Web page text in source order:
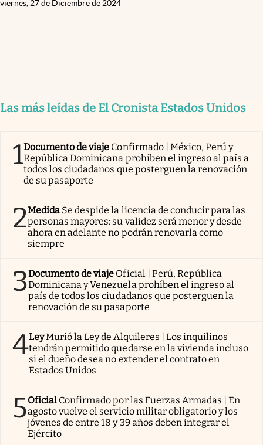
viernes, 27 de Diciembre de 2024
Las más leídas de El Cronista Estados Unidos
1Documento de viaje Confirmado | México, Perú y
República Dominicana prohíben el ingreso al país a
todos los ciudadanos que posterguen la renovación
de su pasaporte
2Medida Se despide la licencia de conducir para las
personas mayores: su validez será menor y desde
ahora en adelante no podrán renovarla como
siempre
3Documento de viaje Oficial | Perú, República
Dominicana y Venezuela prohíben el ingreso al
país de todos los ciudadanos que posterguen la
renovación de su pasaporte
4LeyMurió la Ley de Alquileres | Los inquilinos
tendrán permitido quedarse en la vivienda incluso
si el dueño desea no extender el contrato en
Estados Unidos
5Oficial Confirmado por las Fuerzas Armadas | En
agosto vuelve el servicio militar obligatorio y los
jóvenes de entre 18 y 39 años deben integrar el
Ejército